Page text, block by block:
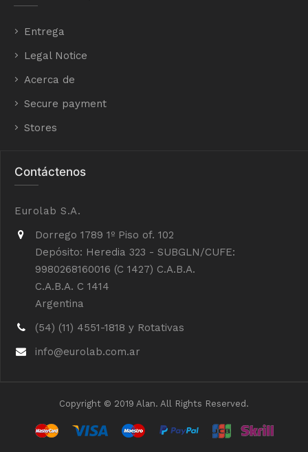
Entrega
Legal Notice
Acerca de
Secure payment
Stores
Contáctenos
Eurolab S.A.
Dorrego 1789 1º Piso of. 102
Depósito: Heredia 323 - SUBGLN/CUFE:
9980268160016 (C 1427) C.A.B.A.
C.A.B.A. C 1414
Argentina
(54) (11) 4551-1818 y Rotativas
info@eurolab.com.ar
Copyright © 2019 Alan. All Rights Reserved.